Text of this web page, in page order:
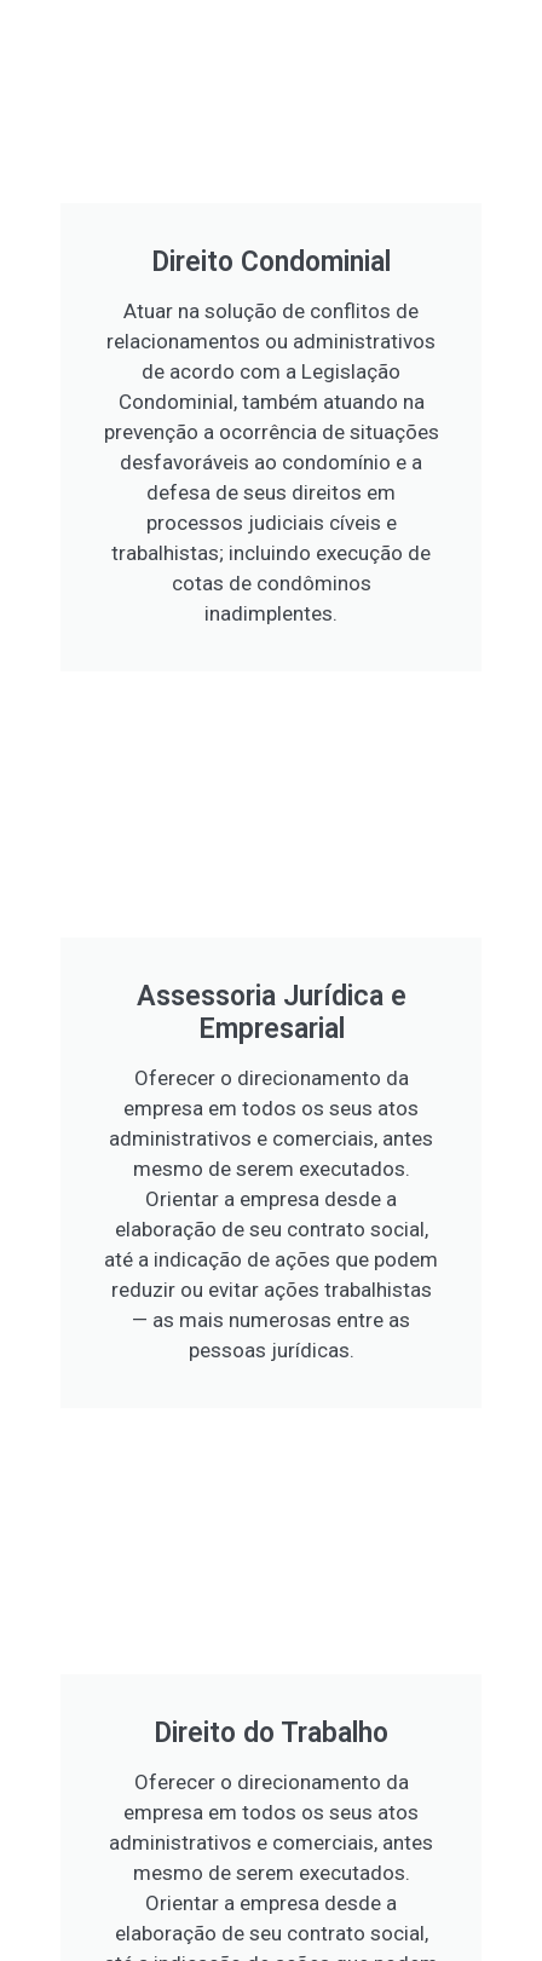
Direito Condominial
Atuar na solução de conflitos de
relacionamentos ou administrativos
de acordo com a Legislação
Condominial, também atuando na
prevenção a ocorrência de situações
desfavoráveis ao condomínio e a
defesa de seus direitos em
processos judiciais cíveis e
trabalhistas; incluindo execução de
cotas de condôminos
inadimplentes.
Assessoria Jurídica e
Empresarial
Oferecer o direcionamento da
empresa em todos os seus atos
administrativos e comerciais, antes
mesmo de serem executados.
Orientar a empresa desde a
elaboração de seu contrato social,
até a indicação de ações que podem
reduzir ou evitar ações trabalhistas
— as mais numerosas entre as
pessoas jurídicas.
Direito do Trabalho
Oferecer o direcionamento da
empresa em todos os seus atos
administrativos e comerciais, antes
mesmo de serem executados.
Orientar a empresa desde a
elaboração de seu contrato social,